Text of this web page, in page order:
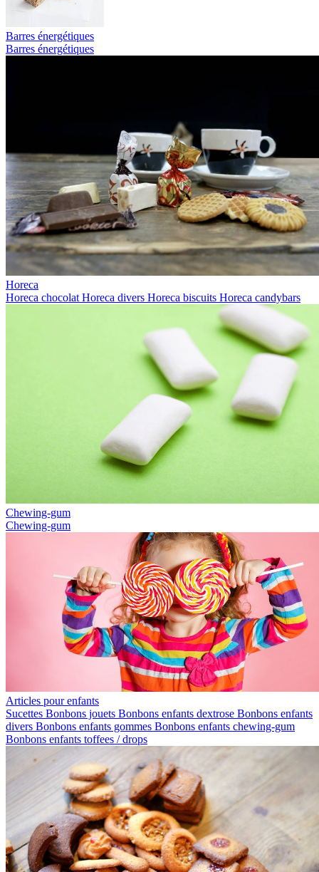
Barres énergétiques
Barres énergétiques
Horeca
Horeca chocolat Horeca divers Horeca biscuits Horeca candybars
Chewing-gum
Chewing-gum
Articles pour enfants
Sucettes Bonbons jouets Bonbons enfants dextrose Bonbons enfants
divers Bonbons enfants gommes Bonbons enfants chewing-gum
Bonbons enfants toffees / drops